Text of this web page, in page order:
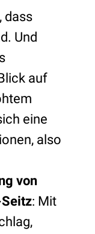
dass
Und
auf
eine
also
von
: Mit